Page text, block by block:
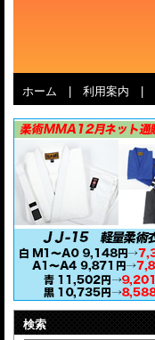
ホーム 利用案内
検索